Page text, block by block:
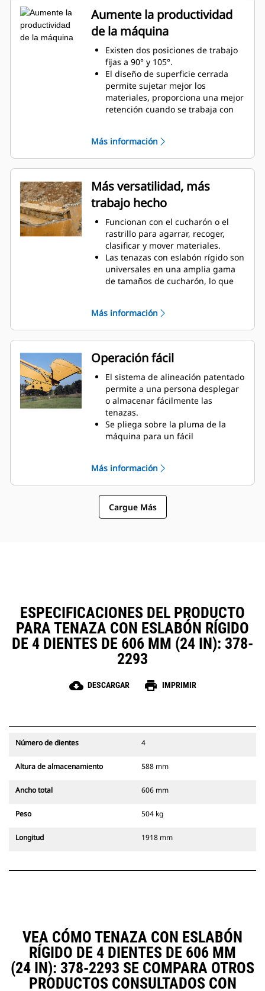
Aumente la productividad
de la máquina
Existen dos posiciones de trabajo
fijas a 90° y 105°.
El diseño de superficie cerrada
permite sujetar mejor los
materiales, proporciona una mejor
retención cuando se trabaja con
bastidor.
Mayor gama de compatibilidad de
máquinas gracias a un diseño más
ligero
Aumente la productividad con el
uso periódico cuando no es
suficiente un cucharón o un
rastrillo solos.
Más información
Más versatilidad, más
trabajo hecho
Funcionan con el cucharón o el
rastrillo para agarrar, recoger,
clasificar y mover materiales.
Las tenazas con eslabón rígido son
universales en una amplia gama
de tamaños de cucharón, lo que
Obtenga la mejor tenaza para sus
tareas. Entre las tres
configuraciones de dientes, elija la
mejor opción para un agarre
amplio o estrecho y tiempos de
centralizado más cortos para
colocar la pluma a horcajadas
durante el transporte.
Administrar varios accesorios de
una flota es más fácil con un
sistema acoplador. Seleccione los
sujetapasador Cat, que permiten
que las máquinas de tamaños
similares compartan las tenazas y
otros accesorios.
Más información
Operación fácil
El sistema de alineación patentado
permite a una persona desplegar
o almacenar fácilmente las
tenazas.
Se pliega sobre la pluma de la
máquina para un fácil
La instalación, el mantenimiento y
el funcionamiento general simples
hacen que las tenazas sean una
opción más sencilla y más
asequible que los garfios en
Más información
Cargue Más
ESPECIFICACIONES DEL PRODUCTO
PARA TENAZA CON ESLABÓN RÍGIDO
DE 4 DIENTES DE 606 MM (24 IN): 378-
2293
cloud_download DESCARGAR print IMPRIMIR
Número de dientes 4
Altura de almacenamiento 588 mm
Ancho total 606 mm
Peso 504 kg
Longitud 1918 mm
VEA CÓMO TENAZA CON ESLABÓN
RÍGIDO DE 4 DIENTES DE 606 MM
(24 IN): 378-2293 SE COMPARA OTROS
PRODUCTOS CONSULTADOS CON